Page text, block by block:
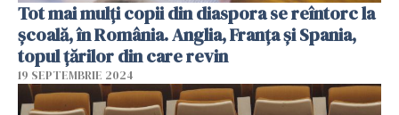
Tot mai mulți copii din diaspora se reîntorc la
școală, în România. Anglia, Franţa şi Spania,
topul țărilor din care revin
19 SEPTEMBRIE 2024